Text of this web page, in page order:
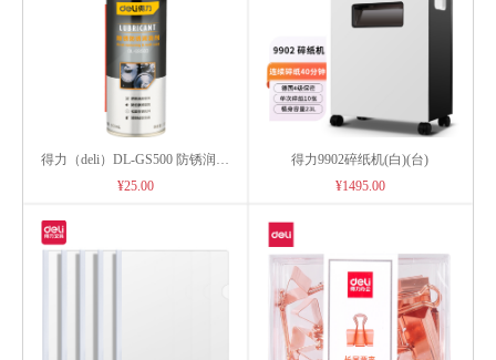
得力（deli）DL-GS500 防锈润滑
剂
¥25.00
得力9902碎纸机(白)(台)
¥1495.00